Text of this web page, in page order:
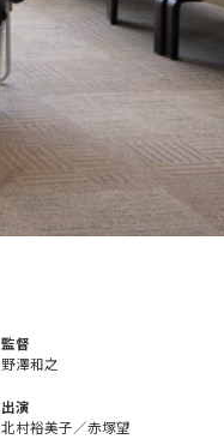
監督
野澤和之
出演
北村裕美子／赤塚望